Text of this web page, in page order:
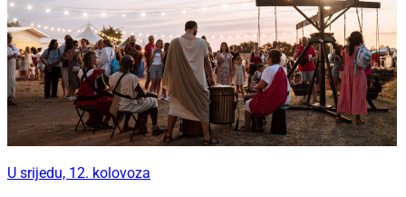
U srijedu, 12. kolovoza